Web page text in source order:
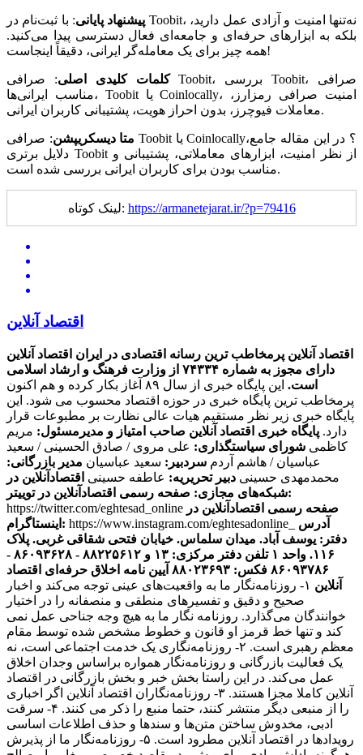
پیشنهاد پایانی: با ثبت‌نام در Toobit، نه‌تنها امنیت و آزادی عمل دارید،
بلکه به ابزارهای حرفه‌ای و جامعه‌ای فعال دسترسی پیدا می‌کنید.
همه چیز برای یک معامله‌گر ایرانی، دقیقاً اینجاست!
کلمات کلیدی اصلی: صرافی Toobit، بررسی Toobit، صرافی
مناسب ایرانی‌ها، Toobit یا Coinlocally، امنیت صرافی رمزارز،
معاملات فیوچرز، بدون احراز هویت، پشتیبانی کاربران ایرانی.
متا دیسکریپشن: صرافی Toobit یا Coinlocally؟ در این مقاله جامع،
دلایل برتری Toobit از نظر امنیت، ابزارهای معاملاتی، پشتیبانی و
مناسب بودن برای کاربران ایرانی بررسی شده است.
لینک کوتاه: https://armanetejarat.ir/?p=79416
اقتصاد آنلاین
اقتصاد آنلاین پرمخاطب ترین رسانه اقتصادی در ایران اقتصاد آنلاین
دارای مجوز به شماره ۷۴۳۳۴ از وزارت فرهنگ و ارشاد اسلامی
است.
این پایگاه خبری از سال ۸۹ آغاز بکار کرده و هم اکنون
پرمخاطب ترین پایگاه خبری در حوزه اقتصاد محسوب می شود. این
پایگاه خبری زیر نظر مستقیم هیات عالی نظارت بر مطبوعات قرار
دارد. پایگاه خبری اقتصاد آنلاین صاحب امتیاز و مدیرمسئول: مریم
کاظمی شورای سیاستگذاری: علی مروی / صادق الحسینی / سعید
عباسیان / هاشم آردم سردبیر: سعید عباسیان مدیر بازرگانی:
محمدمهدی حسینی دبیر تحریریه: عاطفه حسینی اقتصادآنلاین در
شبکه‌های مجازی:صفحه رسمی اقتصادآنلاین در توییتر:
https://twitter.com/eghtesad_online صفحه رسمی اقتصادآنلاین در
اینستاگرام: https://www.instagram.com/eghtesadonline_ آدرس
دفتر: یوسف آباد. میدان سلماس. خیابان فتحی شقاقی غربی. پلاک
۱۱۶. واحد ۱
تلفن دفتر مرکزی: ۱۳ و ۸۸۲۲۵۶۱۲ - ۸۶۰۹۳۶۲۸ -
۸۶۰۹۳۷۸۶ فکس: ۸۸۰۲۳۶۹۳
آیین نامه اخلاق حرفه‌ای اقتصاد
آنلاین
۱- روزنامه‌نگار ما به واقعیت‌های عینی توجه می‌کند و اخبار
صحیح و دقیق و تفسیرهای منطقی و منصفانه را در اختیار
خوانندگان می‌گذارد. روزنامه نگار ما به هیچ وجه جناحی عمل نمی
کند و تنها خط قرمز او قانون و خطوط مشخص شده توسط مقام
معظم رهبری است. ۲- روزنامه‌نگاری یک خدمت اجتماعی است، نه
یک فعالیت بازرگانی و روزنامه‌نگار همواره براساس وجدان اخلاق
عمل می‌کند. در این راستا بخش خبر و بخش بازرگانی در اقتصاد
آنلاین کاملا مجزا هستند. ۳- روزنامه‌نگاران اقتصاد آنلاین اگر اخباری
را از منبعی دیگر منتشر کنند، حتما منبع را ذکر می کنند. ۴- سرقت
ادبی، مخدوش ساختن متن‌ها و سندها و حذف اطلاعات اساسی
رویدادها در اقتصاد آنلاین مطرود است. ۵- روزنامه‌نگار ما از پذیرش